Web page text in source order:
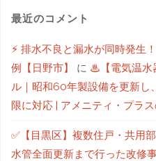
最近のコメント
⚡ 排水不良と漏水が同時発生
例【日野市】
に ♨【電気温水
ル｜昭和60年製設備を更新し
限に対応 | アメニティ・プラ
✅【目黒区】複数住戸・共用
水管全面更新まで行った改修